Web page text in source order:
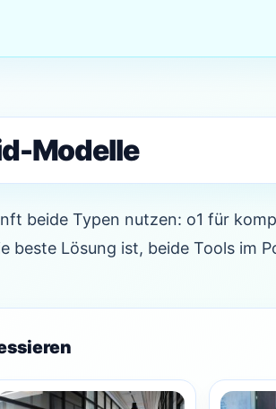
Modelle
beide Typen nutzen: o1 für
beste Lösung ist, beide Tools im